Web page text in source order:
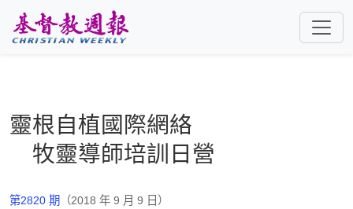
靈根自植國際網絡
牧靈導師培訓日營
第2820 期 （2018 年 9 月 9 日）